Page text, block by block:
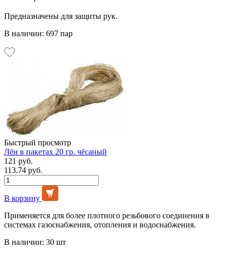
Предназначены для защиты рук.
В наличии: 697 пар
Быстрый просмотр
Лён в пакетах 20 гр. чёсаный
121 руб.
113.74 руб.
В корзину
Применяется для более плотного резьбового соединения в
системах газоснабжения, отопления и водоснабжения.
В наличии: 30 шт